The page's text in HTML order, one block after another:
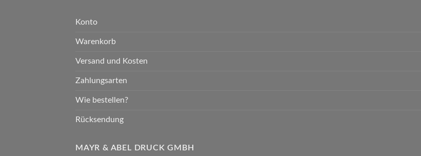
Konto
Warenkorb
Versand und Kosten
Zahlungsarten
Wie bestellen?
Rücksendung
MAYR & ABEL DRUCK GMBH